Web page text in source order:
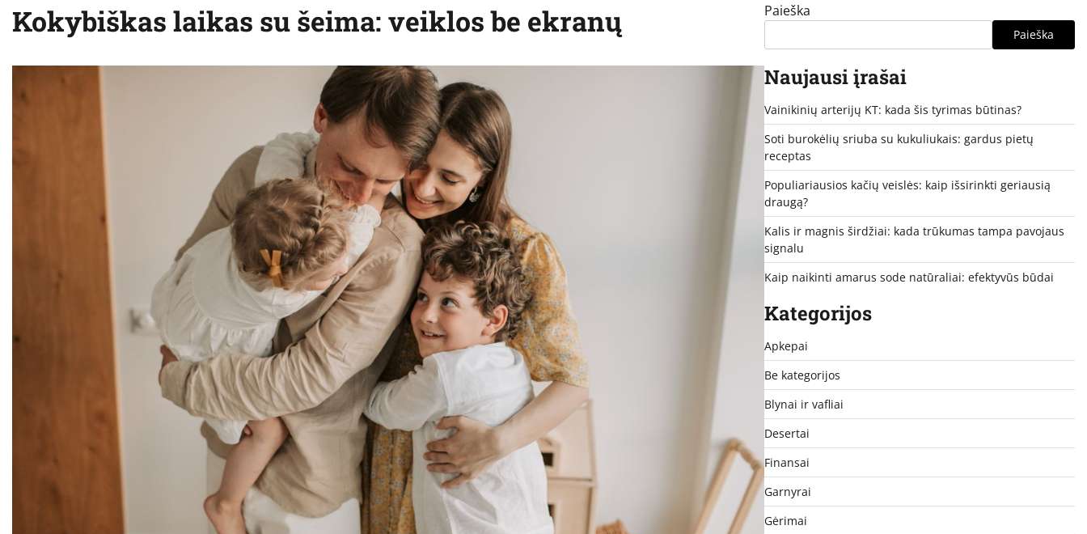
Kokybiškas laikas su šeima: veiklos be ekranų Paieška
Paieška
Naujausi įrašai
Vainikinių arterijų KT: kada šis tyrimas būtinas?
Soti burokėlių sriuba su kukuliukais: gardus pietų
receptas
Populiariausios kačių veislės: kaip išsirinkti geriausią
draugą?
Kalis ir magnis širdžiai: kada trūkumas tampa pavojaus
signalu
Kaip naikinti amarus sode natūraliai: efektyvūs būdai
Kategorijos
Apkepai
Be kategorijos
Blynai ir vafliai
Desertai
Finansai
Garnyrai
Gėrimai